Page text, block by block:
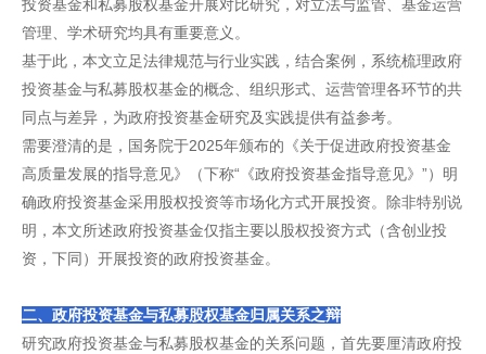
投资基金和私募股权基金开展对比研究，对立法与监管、基金运营
管理、学术研究均具有重要意义。
基于此，本文立足法律规范与行业实践，结合案例，系统梳理政府
投资基金与私募股权基金的概念、组织形式、运营管理各环节的共
同点与差异，为政府投资基金研究及实践提供有益参考。
需要澄清的是，国务院于2025年颁布的《关于促进政府投资基金
高质量发展的指导意见》（下称“《政府投资基金指导意见》”）明
确政府投资基金采用股权投资等市场化方式开展投资。除非特别说
明，本文所述政府投资基金仅指主要以股权投资方式（含创业投
资，下同）开展投资的政府投资基金。
二、政府投资基金与私募股权基金归属关系之辩
研究政府投资基金与私募股权基金的关系问题，首先要厘清政府投